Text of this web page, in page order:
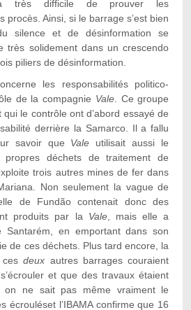
très difficile de prouver les
procès. Ainsi, si le barrage s’est bien
silence et de désinformation se
très solidement dans un crescendo
piliers de désinformation.
les responsabilités politico-
de la compagnie Vale. Ce groupe
le contrôle ont d’abord essayé de
derrière la Samarco. Il a fallu
savoir que Vale utilisait aussi le
déchets de traitement de
trois autres mines de fer dans
Non seulement la vague de
de Fundão contenait donc des
produits par la Vale, mais elle a
Santarém, en emportant dans son
de ces déchets. Plus tard encore, la
cesdeux autres barrages couraient
et que des travaux étaient
ne sait pas même vraiment le
écrouléset l’IBAMA confirme que 16